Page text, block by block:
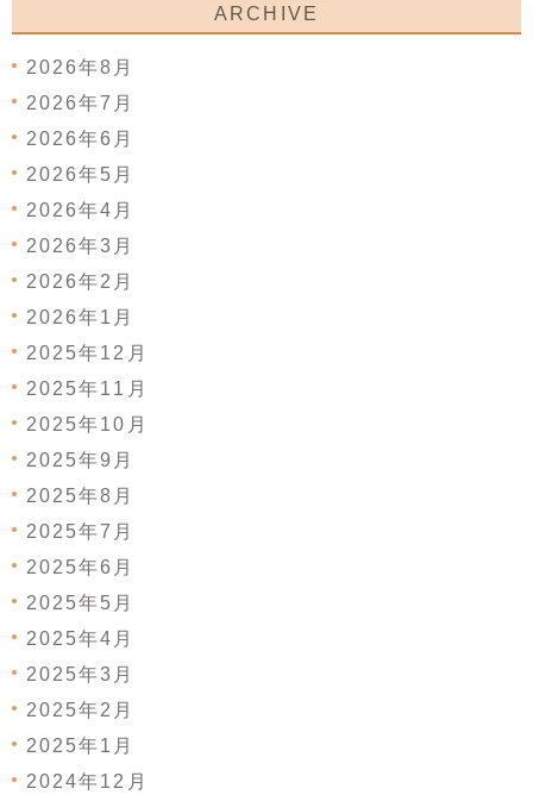
ARCHIVE
2026年8月
2026年7月
2026年6月
2026年5月
2026年4月
2026年3月
2026年2月
2026年1月
2025年12月
2025年11月
2025年10月
2025年9月
2025年8月
2025年7月
2025年6月
2025年5月
2025年4月
2025年3月
2025年2月
2025年1月
2024年12月